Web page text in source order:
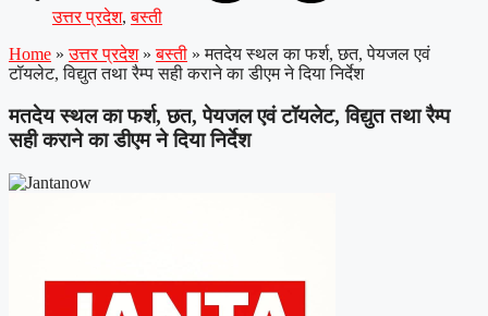
उत्तर प्रदेश,बस्ती
Home » उत्तर प्रदेश » बस्ती » मतदेय स्थल का फर्श, छत, पेयजल एवं
टॉयलेट, विद्युत तथा रैम्प सही कराने का डीएम ने दिया निर्देश
मतदेय स्थल का फर्श, छत, पेयजल एवं टॉयलेट, विद्युत तथा रैम्प
सही कराने का डीएम ने दिया निर्देश